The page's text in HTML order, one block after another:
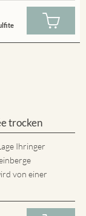
trocken
Ihringer
von einer